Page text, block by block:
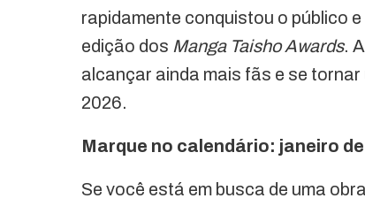
rapidamente conquistou o público
edição dos Manga Taisho Awards.
alcançar ainda mais fãs e se
2026.
Marque no calendário: janeiro
Se você está em busca de uma